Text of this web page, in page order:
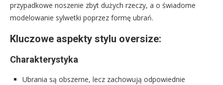
przypadkowe noszenie zbyt dużych rzeczy, a o świadome
modelowanie sylwetki poprzez formę ubrań.
Kluczowe aspekty stylu oversize:
Charakterystyka
Ubrania są obszerne, lecz zachowują odpowiednie